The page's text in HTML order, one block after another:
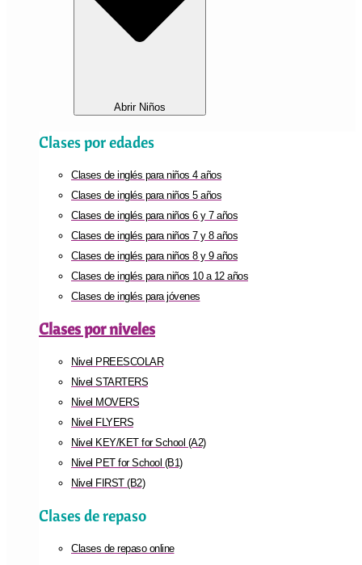
Abrir Niños
Clases por edades
Clases de inglés para niños 4 años
Clases de inglés para niños 5 años
Clases de inglés para niños 6 y 7 años
Clases de inglés para niños 7 y 8 años
Clases de inglés para niños 8 y 9 años
Clases de inglés para niños 10 a 12 años
Clases de inglés para jóvenes
Clases por niveles
Nivel PREESCOLAR
Nivel STARTERS
Nivel MOVERS
Nivel FLYERS
Nivel KEY/KET for School (A2)
Nivel PET for School (B1)
Nivel FIRST (B2)
Clases de repaso
Clases de repaso online